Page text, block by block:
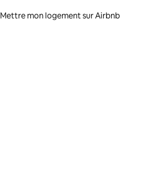
Mettre mon logement sur Airbnb